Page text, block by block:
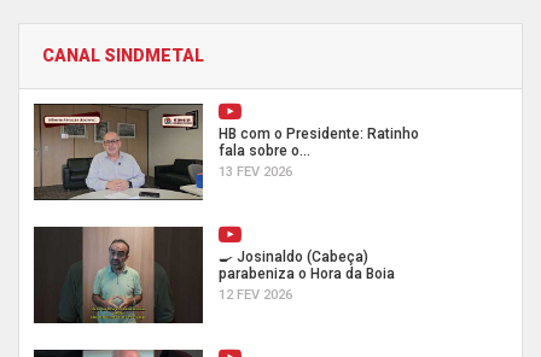
CANAL SINDMETAL
HB com o Presidente: Ratinho
fala sobre o...
13 FEV 2026
🍳 Josinaldo (Cabeça)
parabeniza o Hora da Boia
12 FEV 2026